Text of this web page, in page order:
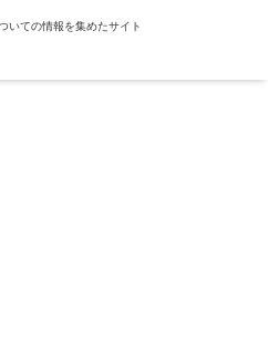
いての情報を集めたサイト